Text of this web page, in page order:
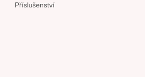
Příslušenství